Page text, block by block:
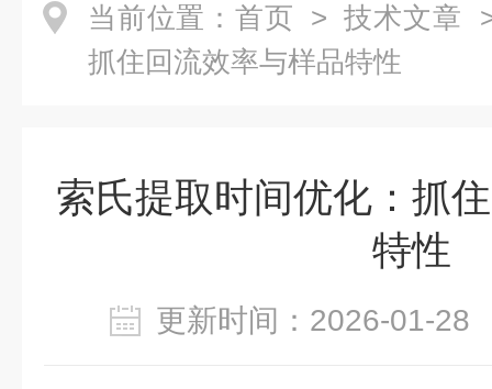
当前位置： 首页 > 技术文章
抓住回流效率与样品特性
索氏提取时间优化：抓
特性
更新时间：2026-01-